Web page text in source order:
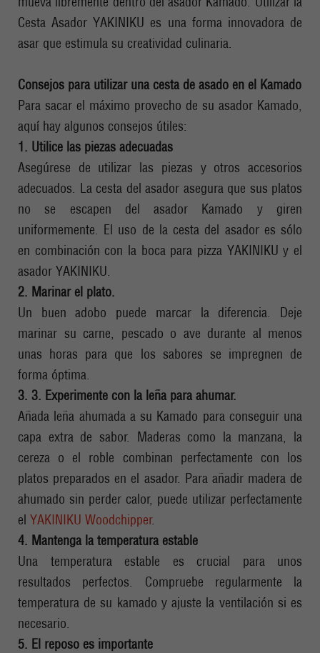
Cesta Asador YAKINIKU es una forma innovadora de
asar que estimula su creatividad culinaria.
Consejos para utilizar una cesta de asado en el Kamado
Para sacar el máximo provecho de su asador Kamado,
aquí hay algunos consejos útiles:
1. Utilice las piezas adecuadas
Asegúrese de utilizar las piezas y otros accesorios
adecuados. La cesta del asador asegura que sus platos
no se escapen del asador Kamado y giren
uniformemente. El uso de la cesta del asador es sólo
en combinación con la boca para pizza YAKINIKU y el
asador YAKINIKU.
2. Marinar el plato.
Un buen adobo puede marcar la diferencia. Deje
marinar su carne, pescado o ave durante al menos
unas horas para que los sabores se impregnen de
forma óptima.
3. 3. Experimente con la leña para ahumar.
Añada leña ahumada a su Kamado para conseguir una
capa extra de sabor. Maderas como la manzana, la
cereza o el roble combinan perfectamente con los
platos preparados en el asador. Para añadir madera de
ahumado sin perder calor, puede utilizar perfectamente
el YAKINIKU Woodchipper.
4. Mantenga la temperatura estable
Una temperatura estable es crucial para unos
resultados perfectos. Compruebe regularmente la
temperatura de su kamado y ajuste la ventilación si es
necesario.
5. El reposo es importante